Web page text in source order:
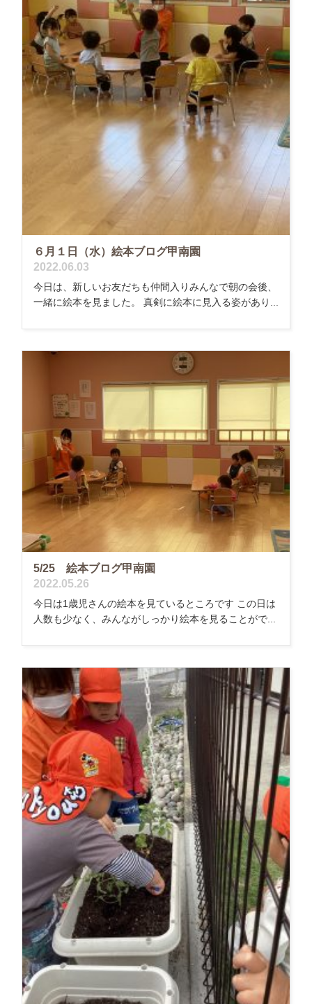
６月１日（水）絵本ブログ甲南園
2022.06.03
今日は、新しいお友だちも仲間入りみんなで朝の会後、
一緒に絵本を見ました。 真剣に絵本に見入る姿があり...
5/25 絵本ブログ甲南園
2022.05.26
今日は1歳児さんの絵本を見ているところです この日は
人数も少なく、みんながしっかり絵本を見ることがで...